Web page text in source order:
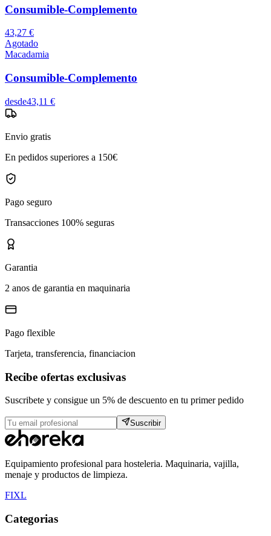
Consumible-Complemento
43,27 €
Agotado
Macadamia
Consumible-Complemento
desde43,11 €
Envio gratis
En pedidos superiores a 150€
Pago seguro
Transacciones 100% seguras
Garantia
2 anos de garantia en maquinaria
Pago flexible
Tarjeta, transferencia, financiacion
Recibe ofertas exclusivas
Suscribete y consigue un 5% de descuento en tu primer pedido
Suscribir
Equipamiento profesional para hosteleria. Maquinaria, vajilla,
menaje y productos de limpieza.
FIXL
Categorias